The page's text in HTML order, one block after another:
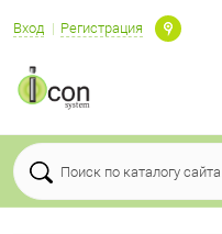
Вход Регистрация